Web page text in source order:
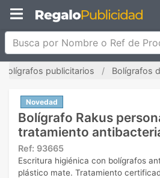
Busca por Nombre o Ref de
Bolígrafos publicitarios Bolígrafos
Novedad
Bolígrafo Rakus
tratamiento
Ref: 93665
Escritura higiénica con bolígrafos
plástico mate. Tratamiento